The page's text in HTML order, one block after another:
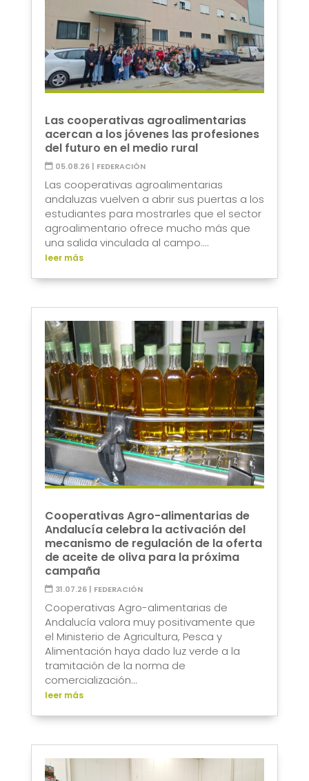
Las cooperativas agroalimentarias
acercan a los jóvenes las profesiones
del futuro en el medio rural
05.08.26| FEDERACIÓN
Las cooperativas agroalimentarias
andaluzas vuelven a abrir sus puertas a los
estudiantes para mostrarles que el sector
agroalimentario ofrece mucho más que
una salida vinculada al campo....
leer más
Cooperativas Agro-alimentarias de
Andalucía celebra la activación del
mecanismo de regulación de la oferta
de aceite de oliva para la próxima
campaña
31.07.26| FEDERACIÓN
Cooperativas Agro-alimentarias de
Andalucía valora muy positivamente que
el Ministerio de Agricultura, Pesca y
Alimentación haya dado luz verde a la
tramitación de la norma de
comercialización...
leer más